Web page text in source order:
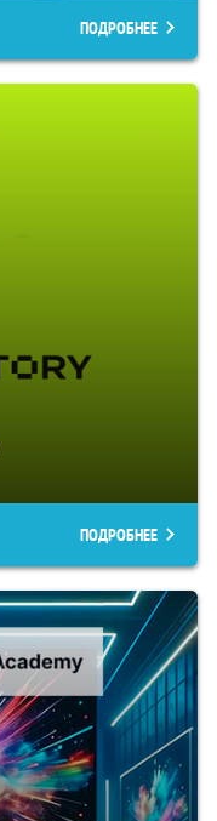
ПОДРОБНЕЕ
ПОДРОБНЕЕ